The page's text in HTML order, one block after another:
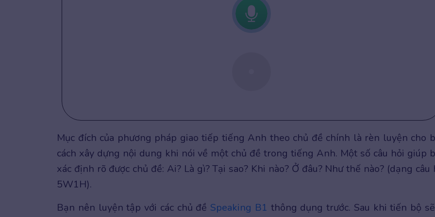
Mục đích của phương pháp giao tiếp tiếng Anh theo chủ đề chính là rèn luyện cho
cách xây dựng nội dung khi nói về một chủ đề trong tiếng Anh. Một số câu hỏi giúp
xác định rõ được chủ đề: Ai? Là gì? Tại sao? Khi nào? Ở đâu? Như thế nào? (dạng câu
5W1H).
Bạn nên luyện tập với các chủ đề Speaking B1 thông dụng trước. Sau khi tiến bộ